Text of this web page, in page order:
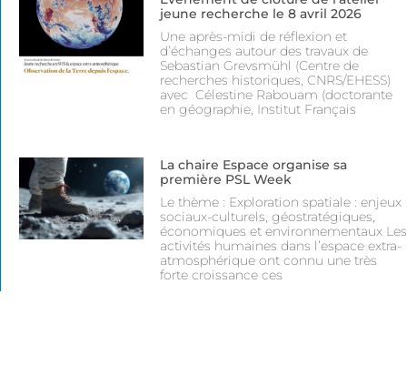
jeune recherche le 8 avril 2026
Une après-midi de réflexion et
d’échanges autour des travaux de
Sebastian Grevsmühl (Centre de
recherches historiques, CNRS/EHESS)
avec Célestine Rabouam (doctorante
en géographie, Institut Français
La chaire Espace organise sa
première PSL Week
Le thème : Exploration spatiale : enjeux
sociaux-culturels, géostratégiques,
économiques et environnementaux Les
activités humaines dans l’espace extra-
atmosphérique ont connu une très
forte croissance ces